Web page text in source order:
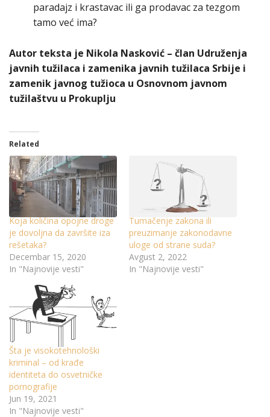
paradajz i krastavac ili ga prodavac za tezgom
tamo već ima?
Autor teksta je Nikola Nasković – član Udruženja
javnih tužilaca i zamenika javnih tužilaca Srbije i
zamenik javnog tužioca u Osnovnom javnom
tužilaštvu u Prokuplju
Related
Koja količina opojne droge
je dovoljna da završite iza
rešetaka?
Decembar 15, 2020
In "Najnovije vesti"
Tumačenje zakona ili
preuzimanje zakonodavne
uloge od strane suda?
Avgust 2, 2022
In "Najnovije vesti"
Šta je visokotehnološki
kriminal – od krađe
identiteta do osvetničke
pornografije
Jun 19, 2021
In "Najnovije vesti"